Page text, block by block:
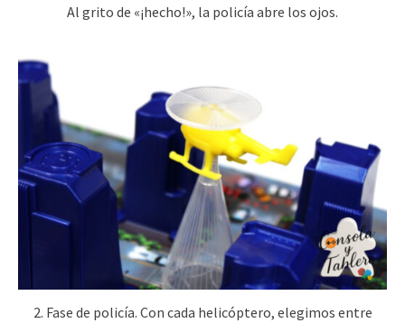
Al grito de «¡hecho!», la policía abre los ojos.
2. Fase de policía. Con cada helicóptero, elegimos entre